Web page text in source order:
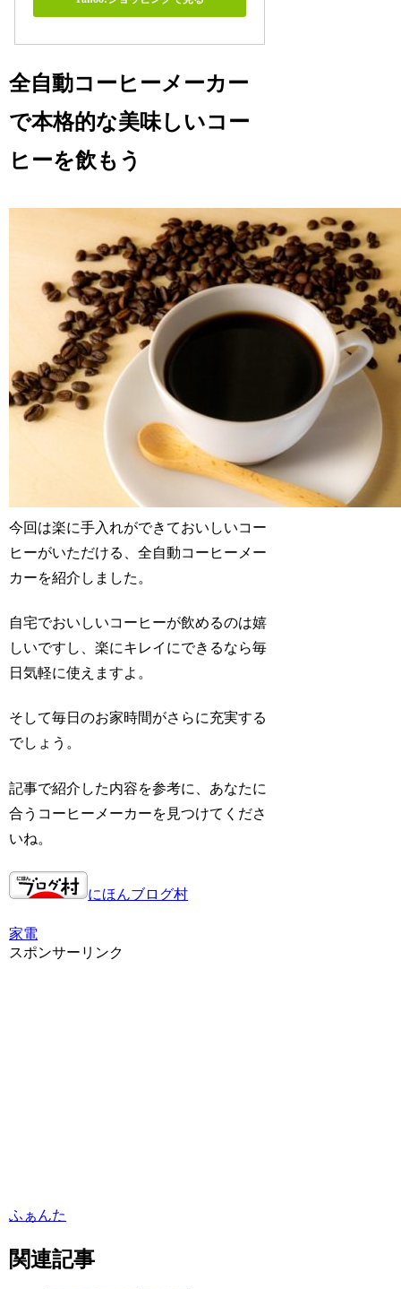
全自動コーヒーメーカー
で本格的な美味しいコー
ヒーを飲もう
今回は楽に手入れができておいしいコー
ヒーがいただける、全自動コーヒーメー
カーを紹介しました。
自宅でおいしいコーヒーが飲めるのは嬉
しいですし、楽にキレイにできるなら毎
日気軽に使えますよ。
そして毎日のお家時間がさらに充実する
でしょう。
記事で紹介した内容を参考に、あなたに
合うコーヒーメーカーを見つけてくださ
いね。
にほんブログ村
家電
スポンサーリンク
ふぁんた
関連記事